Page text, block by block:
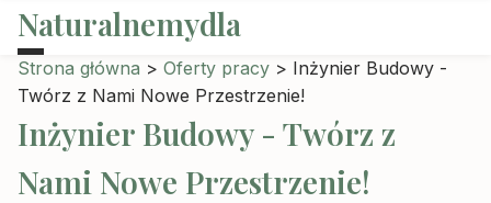
Naturalnemydla
Strona główna > Oferty pracy > Inżynier Budowy -
Twórz z Nami Nowe Przestrzenie!
Inżynier Budowy - Twórz z
Nami Nowe Przestrzenie!